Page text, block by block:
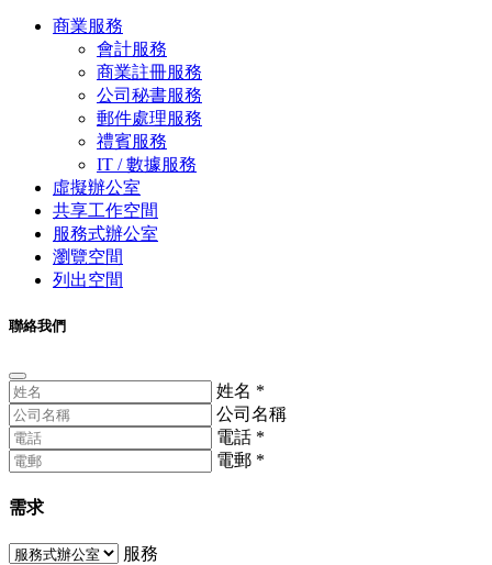
商業服務
會計服務
商業註冊服務
公司秘書服務
郵件處理服務
禮賓服務
IT / 數據服務
虛擬辦公室
共享工作空間
服務式辦公室
瀏覽空間
列出空間
聯絡我們
姓名 *
公司名稱
電話 *
電郵 *
需求
服務